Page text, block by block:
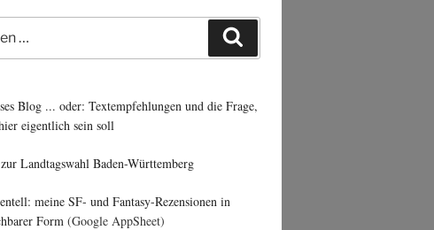
Blog ... oder: Textempfehlungen und die Frage,
eigentlich sein soll
Landtagswahl Baden-Württemberg
meine SF- und Fantasy-Rezensionen in
Form (Google AppSheet)